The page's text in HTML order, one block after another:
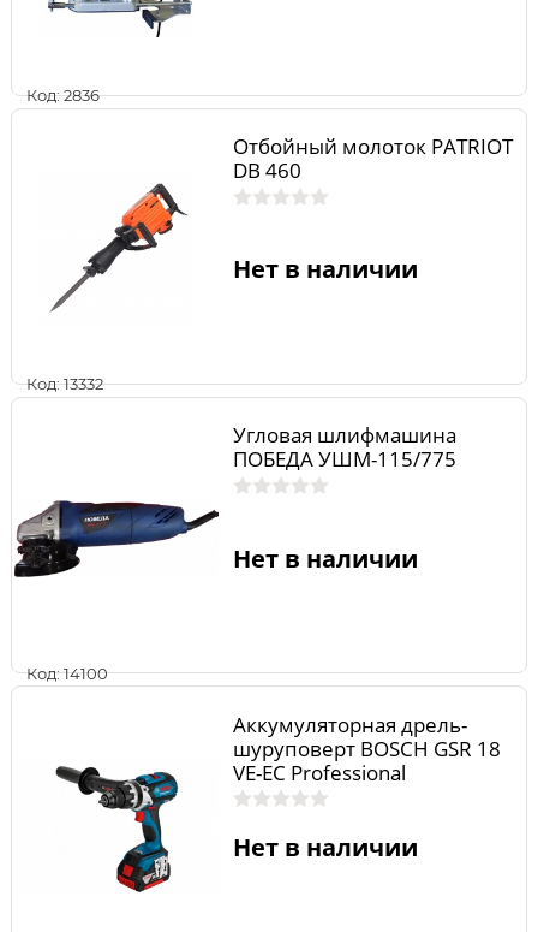
Код: 2836
Код: 13332
Отбойный молоток PATRIOT
DB 460
Нет в наличии
Код: 14100
Угловая шлифмашина
ПОБЕДА УШМ-115/775
Нет в наличии
Аккумуляторная дрель-
шуруповерт BOSCH GSR 18
VE-EC Professional
0.601.9F1.102
Нет в наличии